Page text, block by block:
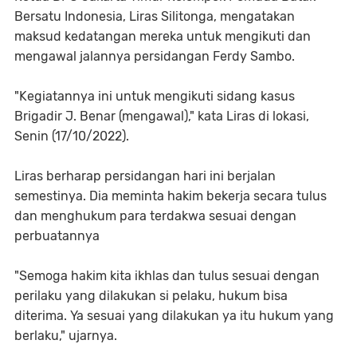
Bersatu Indonesia, Liras Silitonga, mengatakan
maksud kedatangan mereka untuk mengikuti dan
mengawal jalannya persidangan Ferdy Sambo.
"Kegiatannya ini untuk mengikuti sidang kasus
Brigadir J. Benar (mengawal)," kata Liras di lokasi,
Senin (17/10/2022).
Liras berharap persidangan hari ini berjalan
semestinya. Dia meminta hakim bekerja secara tulus
dan menghukum para terdakwa sesuai dengan
perbuatannya
"Semoga hakim kita ikhlas dan tulus sesuai dengan
perilaku yang dilakukan si pelaku, hukum bisa
diterima. Ya sesuai yang dilakukan ya itu hukum yang
berlaku," ujarnya.